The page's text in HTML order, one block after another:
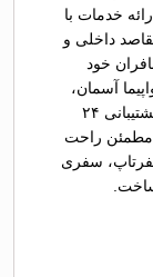
خدمات با
داخلی و
خود
آسمان،
سفرتاپ بهترین گزینه است. با پرداخت امن و پشتیبانی ۲۴
مطمئن راحت
سفری